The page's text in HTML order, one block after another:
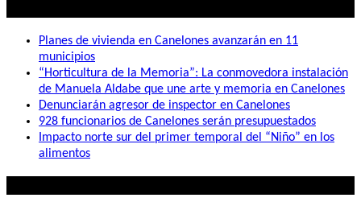
Planes de vivienda en Canelones avanzarán en 11
municipios
“Horticultura de la Memoria”: La conmovedora instalación
de Manuela Aldabe que une arte y memoria en Canelones
Denunciarán agresor de inspector en Canelones
928 funcionarios de Canelones serán presupuestados
Impacto norte sur del primer temporal del “Niño” en los
alimentos